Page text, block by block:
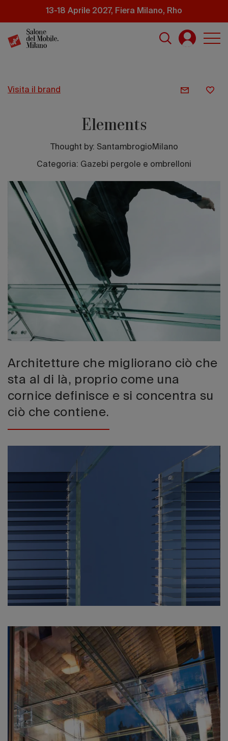
principale
13-18 Aprile 2027, Fiera Milano, Rho
visita il brand
Elements
Thought by: SantambrogioMilano
Categoria: Gazebi pergole e ombrelloni
Architetture che migliorano ciò che
sta al di là, proprio come una
cornice definisce e si concentra su
ciò che contiene.